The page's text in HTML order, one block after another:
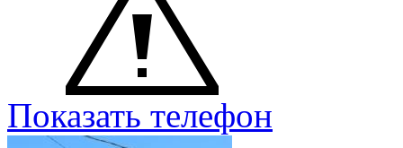
Показать телефон